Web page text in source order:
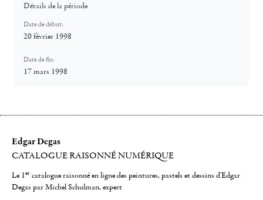
Détails de la période
Date de début:
20 février 1998
Date de fin:
17 mars 1998
Edgar Degas
CATALOGUE RAISONNÉ NUMÉRIQUE
Le 1er catalogue raisonné en ligne des peintures, pastels et dessins d'Edgar
Degas par Michel Schulman, expert